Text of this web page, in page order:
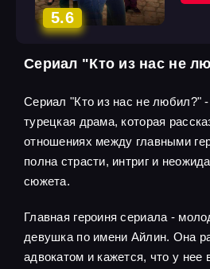
5.6
Сериал "Кто из нас не
Сериал "Кто из нас не любил?"
турецкая драма, которая
отношениях между главными
полна страсти, интриг и
сюжета.
Главная героиня сериала -
девушка по имени Айлин. Она
адвокатом и кажется, что у нее